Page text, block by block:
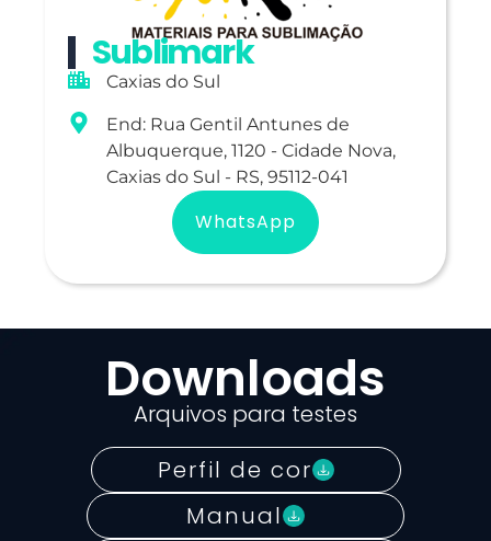
Sublimark
Caxias do Sul
End: Rua Gentil Antunes de
Albuquerque, 1120 - Cidade Nova,
Caxias do Sul - RS, 95112-041
WhatsApp
Downloads
Arquivos para testes
Perfil de cor
Manual